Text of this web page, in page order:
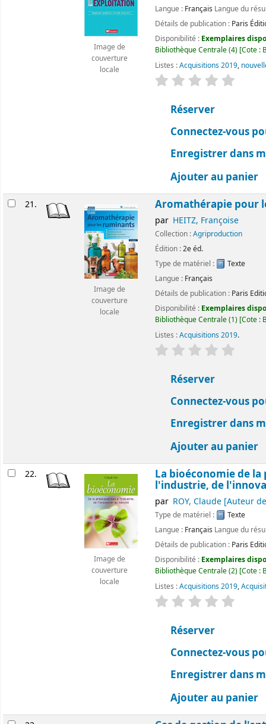
Image de
couverture
locale
Langue : Français Langue du
Détails de publication : Paris
Disponibilité : Exemplaires
Bibliothèque Centrale(4) Cote :
Listes :Acquisitions 2019,
évaluation
Réserver
Connectez-vous
Enregistrer dans
Ajouter au panier
21.
Image de
couverture
locale
Aromathérapie pour
par HEITZ, Françoise
Collection :Agriproduction
Édition :2e éd.
Type de matériel :
Texte
Langue : Français
Détails de publication : Paris
Disponibilité : Exemplaires
Bibliothèque Centrale(1) Cote :
Listes :Acquisitions 2019.
évaluation
Réserver
Connectez-vous
Enregistrer dans
Ajouter au panier
22.
Image de
couverture
locale
La bioéconomie de
l'industrie, de
par ROY, Claude[Auteur
Type de matériel :
Texte
Langue : Français Langue du
Détails de publication : Paris
Disponibilité : Exemplaires
Bibliothèque Centrale(2) Cote :
Listes :Acquisitions 2019,
évaluation
Réserver
Connectez-vous
Enregistrer dans
Ajouter au panier